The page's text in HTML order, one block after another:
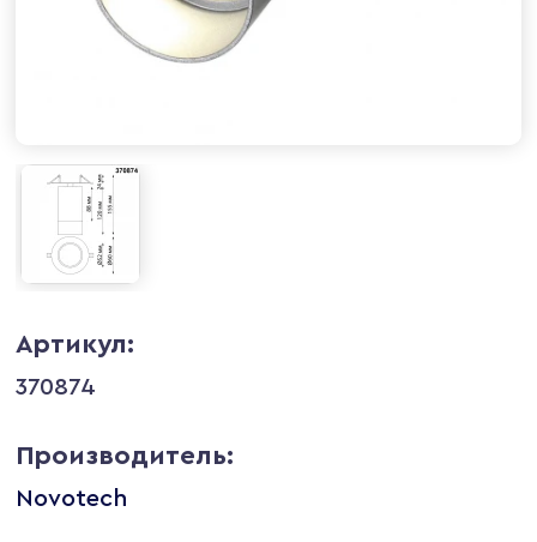
Артикул:
370874
Производитель:
Novotech